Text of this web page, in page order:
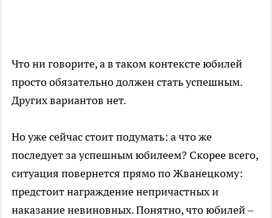
Что ни говорите, а в таком контексте юбилей
просто обязательно должен стать успешным.
Других вариантов нет.
Но уже сейчас стоит подумать: а что же
последует за успешным юбилеем? Скорее всего,
ситуация повернется прямо по Жванецкому:
предстоит награждение непричастных и
наказание невиновных. Понятно, что юбилей –